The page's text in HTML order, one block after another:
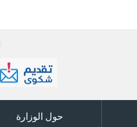
حول الوزارة